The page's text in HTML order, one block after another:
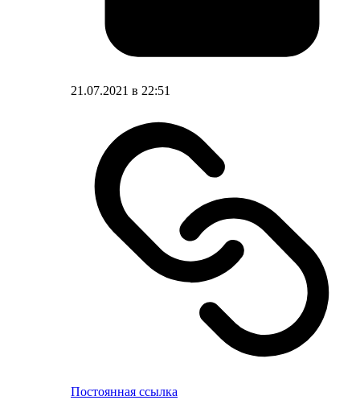
21.07.2021 в 22:51
Постоянная ссылка